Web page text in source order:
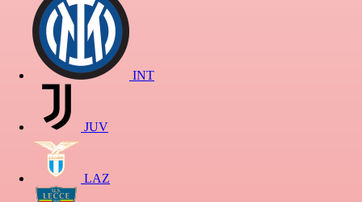
INT
JUV
LAZ